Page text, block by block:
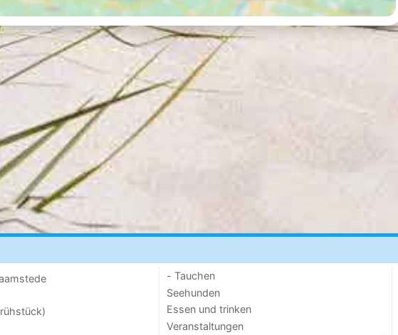
- Tauchen
Seehunden
Essen und trinken
Veranstaltungen